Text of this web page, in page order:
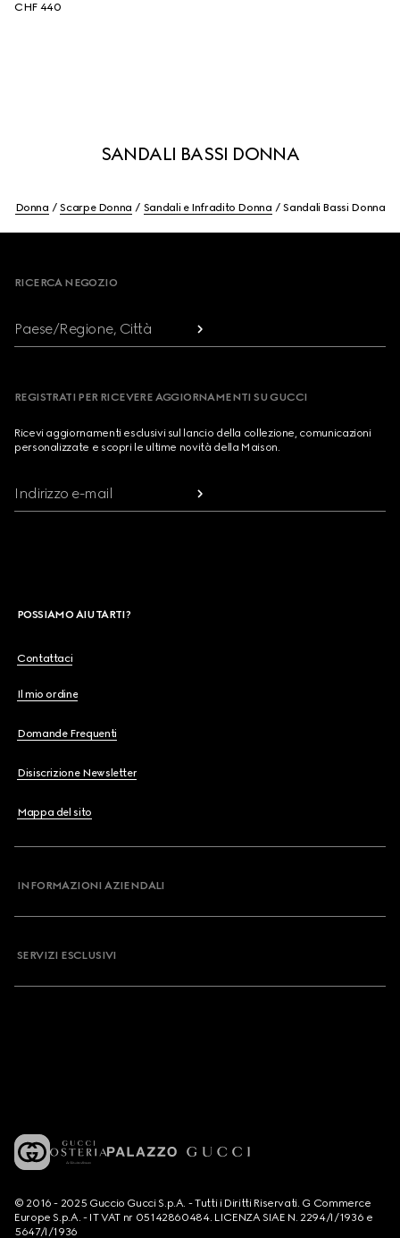
CHF 440
SANDALI BASSI DONNA
Donna Scarpe Donna Sandali e Infradito Donna Sandali Bassi Donna
RICERCA NEGOZIO
Paese/Regione, Città
REGISTRATI PER RICEVERE AGGIORNAMENTI SU GUCCI
Ricevi aggiornamenti esclusivi sul lancio della collezione, comunicazioni
personalizzate e scopri le ultime novità della Maison.
Indirizzo e-mail
POSSIAMO AIUTARTI?
Contattaci
Il mio ordine
Domande Frequenti
Disiscrizione Newsletter
Mappa del sito
INFORMAZIONI AZIENDALI
SERVIZI ESCLUSIVI
© 2016 - 2025 Guccio Gucci S.p.A. - Tutti i Diritti Riservati. G Commerce
Europe S.p.A. - IT VAT nr 05142860484. LICENZA SIAE N. 2294/I/1936 e
5647/I/1936